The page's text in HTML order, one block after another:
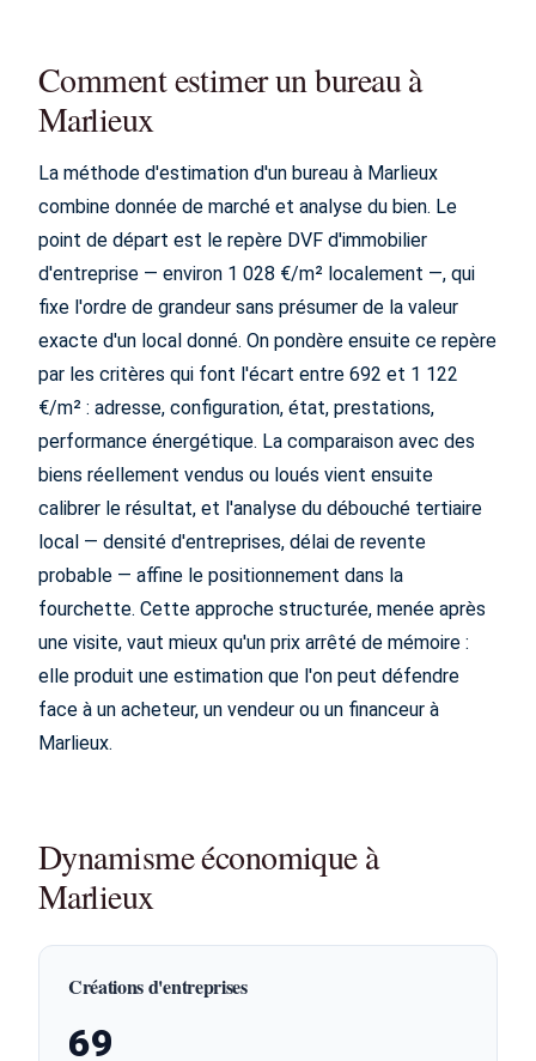
Comment estimer un bureau à
Marlieux
La méthode d'estimation d'un bureau à Marlieux
combine donnée de marché et analyse du bien. Le
point de départ est le repère DVF d'immobilier
d'entreprise — environ 1 028 €/m² localement —, qui
fixe l'ordre de grandeur sans présumer de la valeur
exacte d'un local donné. On pondère ensuite ce repère
par les critères qui font l'écart entre 692 et 1 122
€/m² : adresse, configuration, état, prestations,
performance énergétique. La comparaison avec des
biens réellement vendus ou loués vient ensuite
calibrer le résultat, et l'analyse du débouché tertiaire
local — densité d'entreprises, délai de revente
probable — affine le positionnement dans la
fourchette. Cette approche structurée, menée après
une visite, vaut mieux qu'un prix arrêté de mémoire :
elle produit une estimation que l'on peut défendre
face à un acheteur, un vendeur ou un financeur à
Marlieux.
Dynamisme économique à
Marlieux
Créations d'entreprises
69